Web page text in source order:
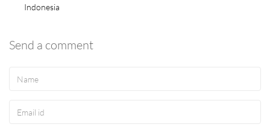
Indonesia
Send a comment